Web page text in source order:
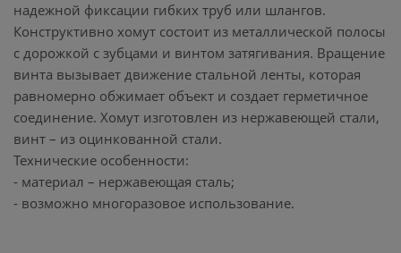
надежной фиксации гибких труб или шлангов.
Конструктивно хомут состоит из металлической полосы
с дорожкой с зубцами и винтом затягивания. Вращение
винта вызывает движение стальной ленты, которая
равномерно обжимает объект и создает герметичное
соединение. Хомут изготовлен из нержавеющей стали,
винт – из оцинкованной стали.
Технические особенности:
- материал – нержавеющая сталь;
- возможно многоразовое использование.